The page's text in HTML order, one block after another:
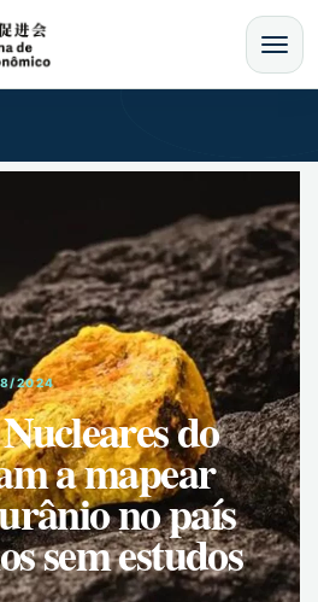
MENU
2024
do
a mapear
no país
sem estudos